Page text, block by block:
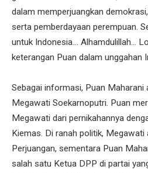
dalam memperjuangkan
serta pemberdayaan perempuan.
untuk Indonesia… Alhamdulillah...
keterangan Puan dalam unggahan
Sebagai informasi, Puan Maharani
Megawati Soekarnoputri. Puan
Megawati dari pernikahannya
Kiemas. Di ranah politik,
Perjuangan, sementara Puan
salah satu Ketua DPP di partai